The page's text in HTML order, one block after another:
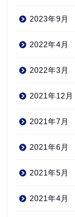
2023年9月
2022年4月
2022年3月
2021年12月
2021年7月
2021年6月
2021年5月
2021年4月